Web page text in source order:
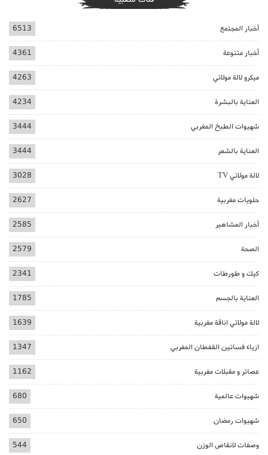
أخبار المجتمع 6513
أخبار متنوعة 4361
ميكرو لالة مولاتي 4263
العناية بالبشرة 4234
شهيوات الطبخ المغربي 3444
العناية بالشعر 3444
لالة مولاتي TV 3028
حلويات مغربية 2627
أخبار المشاهير 2585
الصحة 2579
كيك و طورطات 2341
العناية بالجسم 1785
لالة مولاتي اناقة مغربية 1639
ازياء فساتين القفطان المغربي 1347
عصائر و مقبلات مغربية 1162
شهيوات عالمية 680
شهيوات رمضان 650
وصفات لانقاص الوزن 544